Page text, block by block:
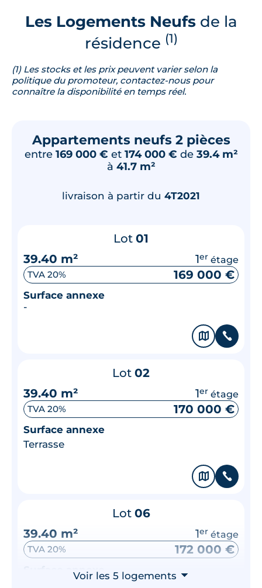
Les Logements Neufsde la
résidence (1)
(1) Les stocks et les prix peuvent varier selon la
politique du promoteur, contactez-nous pour
connaître la disponibilité en temps réel.
Appartements neufs 2 pièces
entre 169 000 € et 174 000 € de 39.4 m²
à 41.7 m²
livraison à partir du 4T2021
Lot 01
39.40 m²
1er étage
TVA 20% 169 000 €
Surface annexe
-
🗞 📞
Lot 02
39.40 m²
1er étage
TVA 20% 170 000 €
Surface annexe
Terrasse
🗞 📞
Lot 06
39.40 m²
1er étage
TVA 20% 172 000 €
Surface annexeVoir les 5 logements ⮟